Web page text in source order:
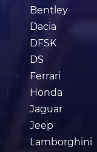
Bentley
Dacia
DFSK
DS
Ferrari
Honda
Jaguar
Jeep
Lamborghini